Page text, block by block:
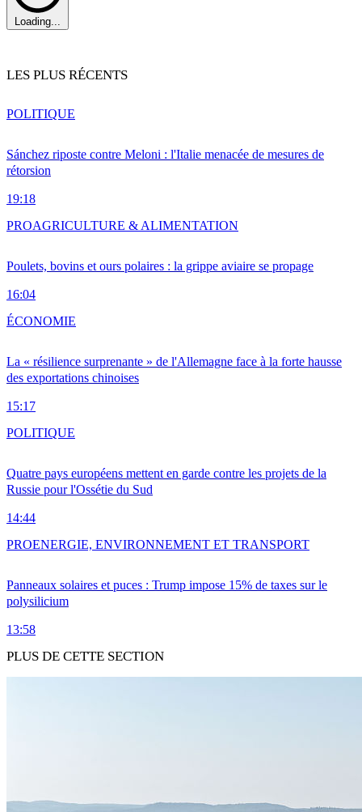
Loading...
LES PLUS RÉCENTS
Sánchez riposte contre Meloni : l'Italie menacée de mesures de
rétorsion
19:18
POLITIQUE
Poulets, bovins et ours polaires : la grippe aviaire se propage
16:04
PROAGRICULTURE & ALIMENTATION
La « résilience surprenante » de l'Allemagne face à la forte hausse
des exportations chinoises
15:17
ÉCONOMIE
Quatre pays européens mettent en garde contre les projets de la
Russie pour l'Ossétie du Sud
14:44
POLITIQUE
Panneaux solaires et puces : Trump impose 15% de taxes sur le
polysilicium
13:58
PROENERGIE, ENVIRONNEMENT ET TRANSPORT
PLUS DE CETTE SECTION